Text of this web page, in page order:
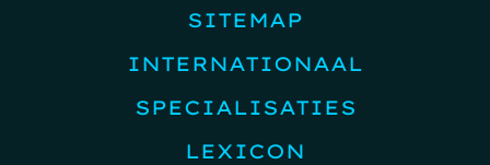
SITEMAP
INTERNATIONAAL
SPECIALISATIES
LEXICON